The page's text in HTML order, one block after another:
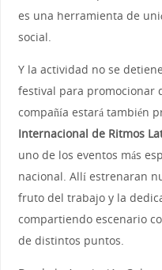
es una herramienta de
social.
Y la actividad no se
festival para promocionar
compañía estará también
Internacional de Ritmos
uno de los eventos más
nacional. Allí estrenaran
fruto del trabajo y la
compartiendo escenario
de distintos puntos.